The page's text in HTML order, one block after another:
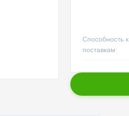
Способность к
поставкам: